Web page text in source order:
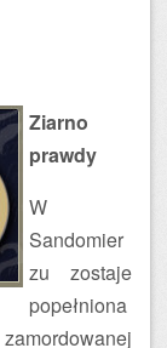
Ziarno
prawdy
W
Sandomier
zu zostaje
popełniona